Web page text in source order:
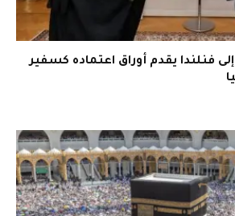
فنلندا يقدم أوراق اعتماده كسفير